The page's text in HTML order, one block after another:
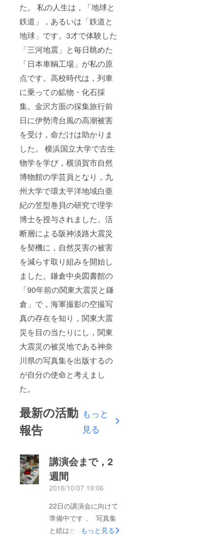
た。 私の人生は，「地球と
鉄道」，あるいは「鉄道と
地球」です。3才で体験した
「三河地震」と毎日眺めた
「日本車輌工場」が私の原
点です。高校時代は，列車
に乗っての鉱物・化石採
集。金沢方面の採集旅行前
日に伊勢湾台風の高潮被害
を受け，命だけは助かりま
した。 横浜国立大学で古生
物学を学び，横須賀市自然
博物館の学芸員となり，九
州大学で環太平洋地域白亜
紀の笠型巻貝の研究で理学
博士を授与されました。活
断層による阪神淡路大震災
を契機に，自然災害の被害
を減らす取り組みを開始し
ました。鎌倉中央図書館の
「90年前の関東大震災と鎌
倉」で，海軍撮影の空撮写
真の存在を知り，関東大震
災を目の当たりにし，関東
大震災の被災地である神奈
川県の写真集を出版するの
が自分の使命と考えまし
た。
最新の活動
報告
もっと
見る
講演会まで，2
週間
2016/10/07 19:06
22日の講演会に向けて
準備中です． 写真集
と絵はがき 納品さ
もっと見る